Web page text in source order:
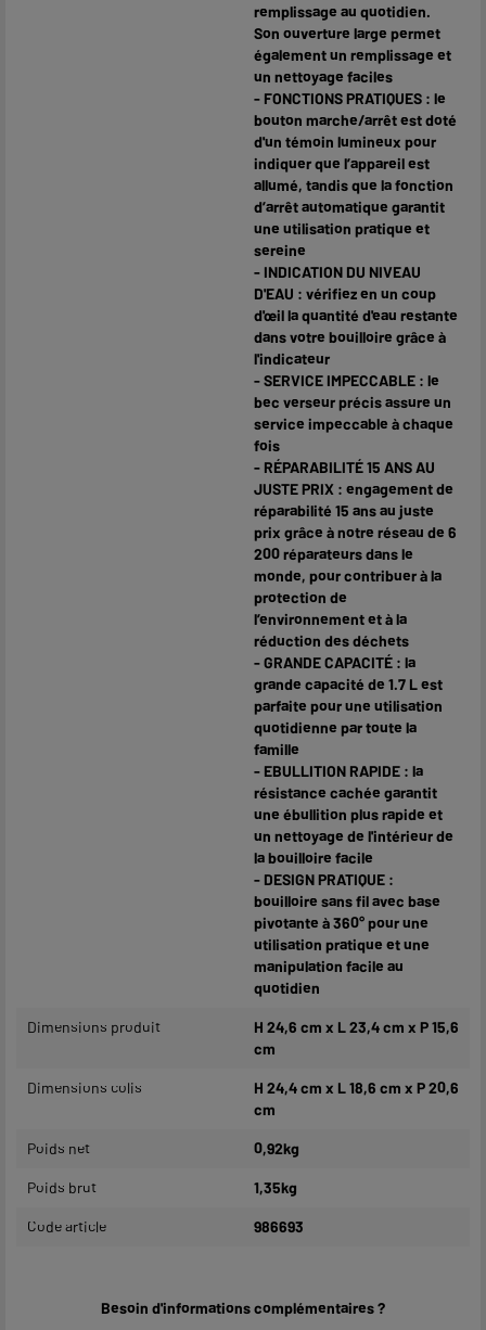
remplissage au quotidien.
Son ouverture large permet
également un remplissage et
un nettoyage faciles
- FONCTIONS PRATIQUES : le
bouton marche/arrêt est doté
d'un témoin lumineux pour
indiquer que l’appareil est
allumé, tandis que la fonction
d’arrêt automatique garantit
une utilisation pratique et
sereine
- INDICATION DU NIVEAU
D'EAU : vérifiez en un coup
d'œil la quantité d'eau restante
dans votre bouilloire grâce à
l'indicateur
- SERVICE IMPECCABLE : le
bec verseur précis assure un
service impeccable à chaque
fois
- RÉPARABILITÉ 15 ANS AU
JUSTE PRIX : engagement de
réparabilité 15 ans au juste
prix grâce à notre réseau de 6
200 réparateurs dans le
monde, pour contribuer à la
protection de
l’environnement et à la
réduction des déchets
- GRANDE CAPACITÉ : la
grande capacité de 1.7 L est
parfaite pour une utilisation
quotidienne par toute la
famille
- EBULLITION RAPIDE : la
résistance cachée garantit
une ébullition plus rapide et
un nettoyage de l'intérieur de
la bouilloire facile
- DESIGN PRATIQUE :
bouilloire sans fil avec base
pivotante à 360° pour une
utilisation pratique et une
manipulation facile au
quotidien
Dimensions produit
H 24,6 cm x L 23,4 cm x P 15,6
cm
Dimensions colis
H 24,4 cm x L 18,6 cm x P 20,6
cm
Poids net 0,92kg
Poids brut 1,35kg
Code article 986693
Besoin d'informations complémentaires ?